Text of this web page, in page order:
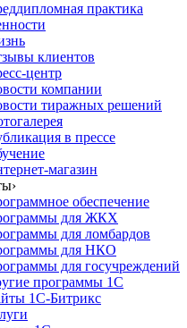
практика
клиентов
центр
компании
тиражных решений
в прессе
магазин
›
обеспечение
для ЖКХ
для ломбардов
для НКО
для госучреждений
программы 1С
1С-Битрикс